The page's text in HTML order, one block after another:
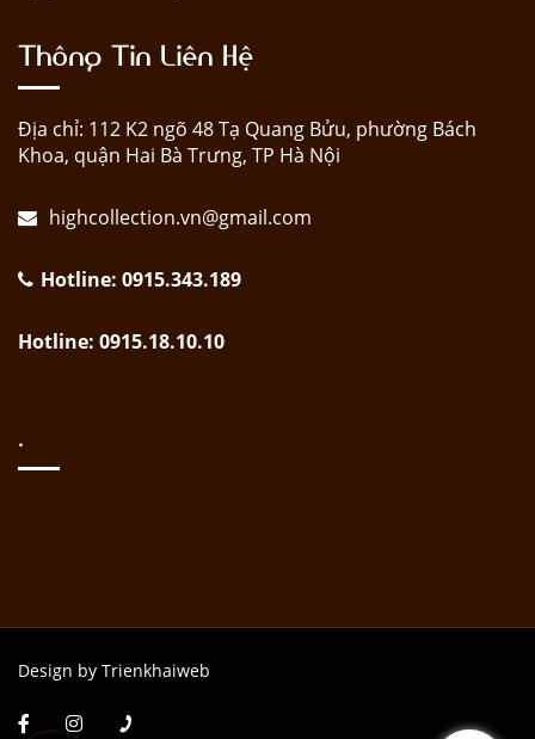
Thông Tin Liên Hệ
Địa chỉ: 112 K2 ngõ 48 Tạ Quang Bửu, phường Bách
Khoa, quận Hai Bà Trưng, TP Hà Nội
highcollection.vn@gmail.com
Hotline: 0915.343.189
Hotline: 0915.18.10.10
.
Design by Trienkhaiweb